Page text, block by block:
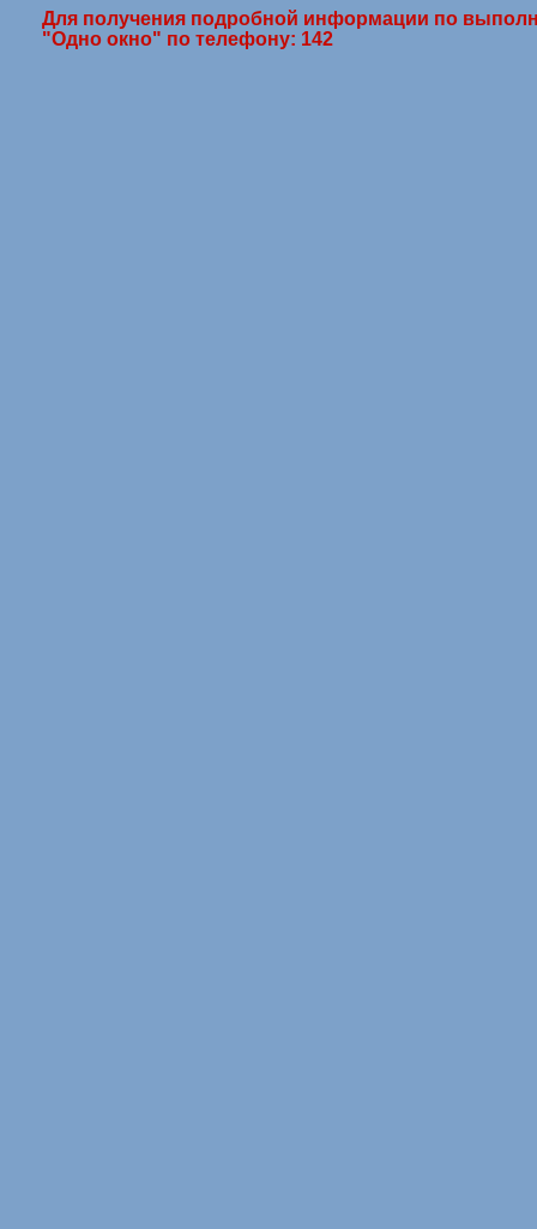
Для получения подробной информации по
"Одно окно" по телефону: 142